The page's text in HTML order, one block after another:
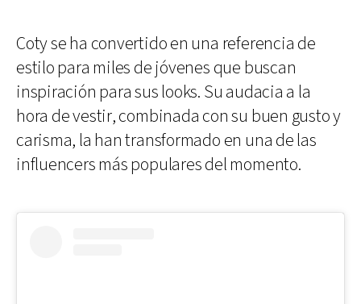
Coty se ha convertido en una referencia de
estilo para miles de jóvenes que buscan
inspiración para sus looks. Su audacia a la
hora de vestir, combinada con su buen gusto y
carisma, la han transformado en una de las
influencers más populares del momento.